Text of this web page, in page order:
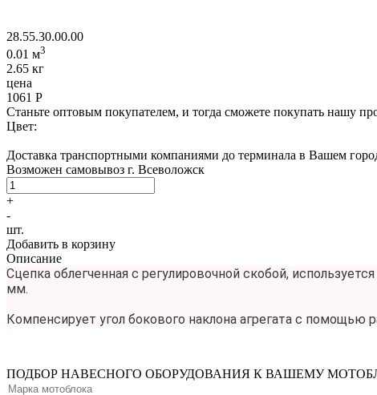
28.55.30.00.00
0.01 м3
2.65 кг
цена
1061 Р
Станьте оптовым покупателем, и тогда сможете покупать нашу
Цвет:
Доставка транспортными компаниями до терминала в Вашем
Возможен самовывоз г. Всеволожск
+
-
шт.
Добавить в корзину
Описание
Сцепка облегченная с регулировочной скобой,
мм.
Компенсирует угол бокового наклона агрегата с помощью
ПОДБОР НАВЕСНОГО ОБОРУДОВАНИЯ К ВАШЕМУ